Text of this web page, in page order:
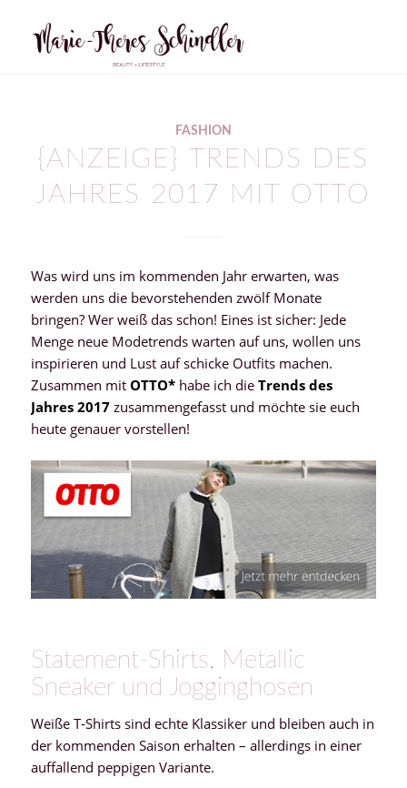
FASHION
{ANZEIGE} TRENDS DES
JAHRES 2017 MIT OTTO
Was wird uns im kommenden Jahr erwarten, was
werden uns die bevorstehenden zwölf Monate
bringen? Wer weiß das schon! Eines ist sicher: Jede
Menge neue Modetrends warten auf uns, wollen uns
inspirieren und Lust auf schicke Outfits machen.
Zusammen mit OTTO*habe ich die Trends des
Jahres 2017zusammengefasst und möchte sie euch
heute genauer vorstellen!
Statement-Shirts, Metallic
Sneaker und Jogginghosen
Weiße T-Shirts sind echte Klassiker und bleiben auch in
der kommenden Saison erhalten – allerdings in einer
auffallend peppigen Variante.